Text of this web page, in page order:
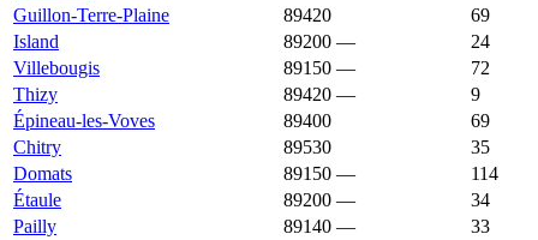
Guillon-Terre-Plaine
89420
69
Island
89200 —
24
Villebougis
89150 —
72
Thizy
89420 —
9
Épineau-les-Voves
89400
69
Chitry
89530
35
Domats
89150 —
114
Étaule
89200 —
34
Pailly
89140 —
33